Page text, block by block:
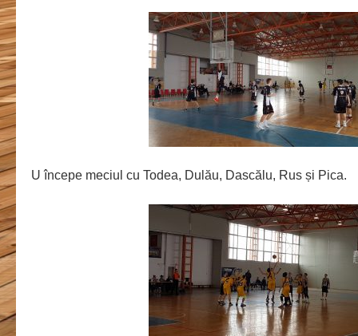
U începe meciul cu Todea, Dulău, Dascălu, Rus și Pica.